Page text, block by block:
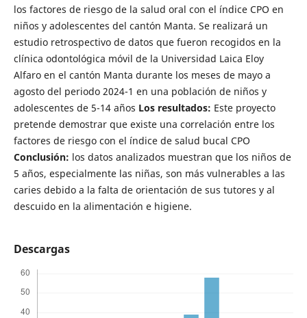
los factores de riesgo de la salud oral con el índice CPO en
niños y adolescentes del cantón Manta. Se realizará un
estudio retrospectivo de datos que fueron recogidos en la
clínica odontológica móvil de la Universidad Laica Eloy
Alfaro en el cantón Manta durante los meses de mayo a
agosto del periodo 2024-1 en una población de niños y
adolescentes de 5-14 años Los resultados: Este proyecto
pretende demostrar que existe una correlación entre los
factores de riesgo con el índice de salud bucal CPO
Conclusión: los datos analizados muestran que los niños de
5 años, especialmente las niñas, son más vulnerables a las
caries debido a la falta de orientación de sus tutores y al
descuido en la alimentación e higiene.
Descargas